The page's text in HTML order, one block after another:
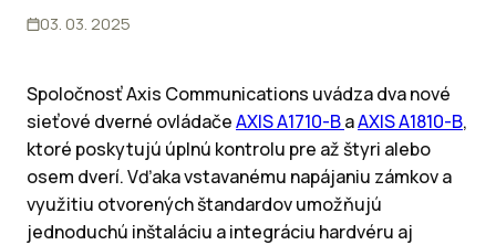
03. 03. 2025
Spoločnosť Axis Communications uvádza dva nové
sieťové dverné ovládačeAXIS A1710-BaAXIS A1810-B,
ktoré poskytujú úplnú kontrolu pre až štyri alebo
osem dverí. Vďaka vstavanému napájaniu zámkov a
využitiu otvorených štandardov umožňujú
jednoduchú inštaláciu a integráciu hardvéru aj